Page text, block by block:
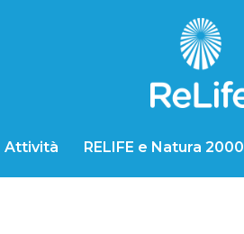
Attività RELIFE e Natura 2000